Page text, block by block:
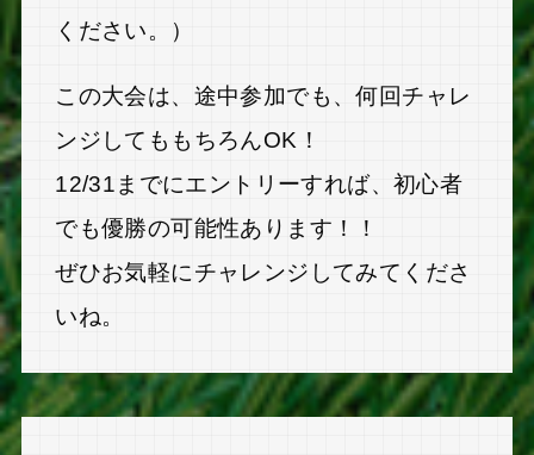
ください。）
この大会は、途中参加でも、何回チャレ
ンジしてももちろんOK！
12/31までにエントリーすれば、初心者
でも優勝の可能性あります！！
ぜひお気軽にチャレンジしてみてくださ
いね。